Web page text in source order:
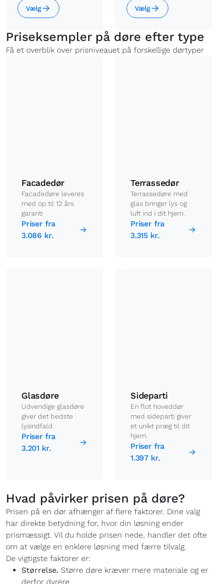
Vælg
Vælg
Priseksempler på døre efter type
Få et overblik over prisniveauet på forskellige dørtyper
Facadedør
Facadedøre leveres
med op til 12 års
garanti
Priser fra
3.086 kr.
Terrassedør
Terrassedøre med
glas bringer lys og
luft ind i dit hjem.
Priser fra
3.315 kr.
Glasdøre
Udvendige glasdøre
giver det bedste
lysindfald
Priser fra
3.201 kr.
Sideparti
En flot hoveddør
med sideparti giver
et unikt præg til dit
hjem.
Priser fra
1.397 kr.
Hvad påvirker prisen på døre?
Prisen på en dør afhænger af flere faktorer. Dine valg
har direkte betydning for, hvor din løsning ender
prismæssigt. Vil du holde prisen nede, handler det ofte
om at vælge en enklere løsning med færre tilvalg.
De vigtigste faktorer er:
Størrelse. Større døre kræver mere materiale og er
derfor dyrere.